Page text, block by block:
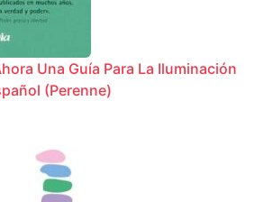
Una Guía Para La Iluminación
(Perenne)